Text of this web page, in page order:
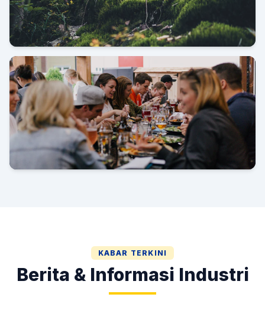
Kunjungan Kerja Shantou China
KABAR TERKINI
Berita & Informasi Industri